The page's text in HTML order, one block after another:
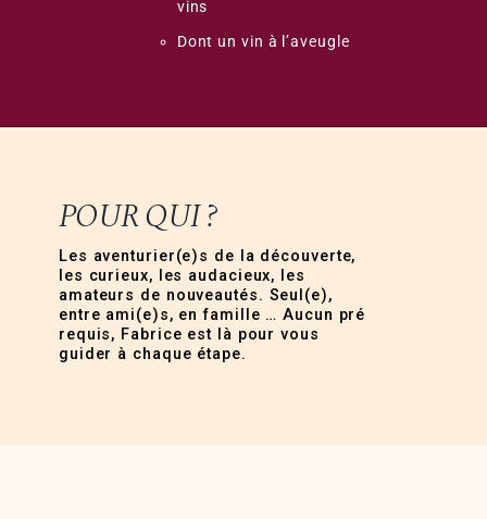
vins
Dont un vin à l’aveugle
POUR QUI ?
Les aventurier(e)s de la découverte,
les curieux, les audacieux, les
amateurs de nouveautés. Seul(e),
entre ami(e)s, en famille … Aucun pré
requis, Fabrice est là pour vous
guider à chaque étape.